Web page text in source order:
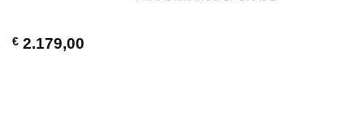
€ 2.179,00